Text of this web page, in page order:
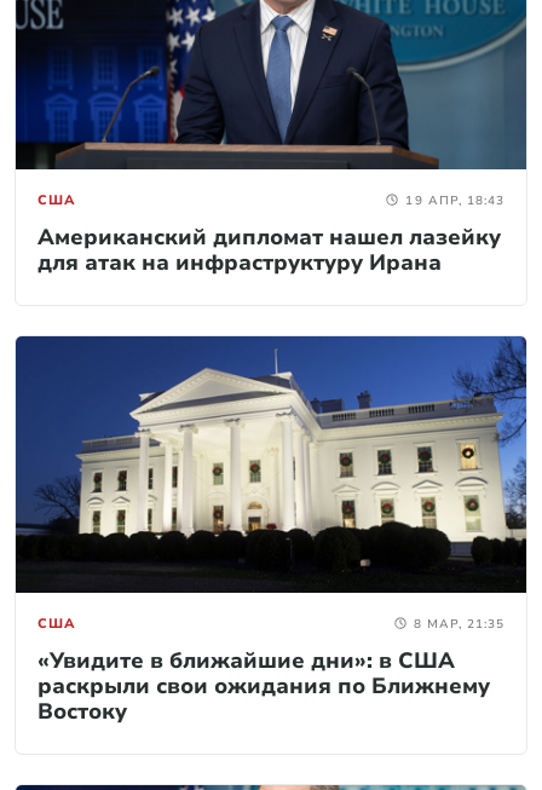
США 19 АПР, 18:43
Американский дипломат нашел лазейку
для атак на инфраструктуру Ирана
США 8 МАР, 21:35
«Увидите в ближайшие дни»: в США
раскрыли свои ожидания по Ближнему
Востоку